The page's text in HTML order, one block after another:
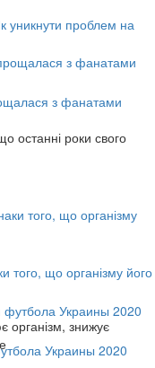
уникнути проблем на
з фанатами
останні роки свого
того, що організму його
організм, знижує
Украины 2020